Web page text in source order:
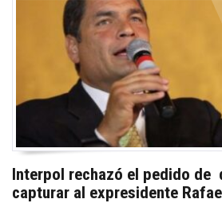
Interpol rechazó el pedido de
capturar al expresidente